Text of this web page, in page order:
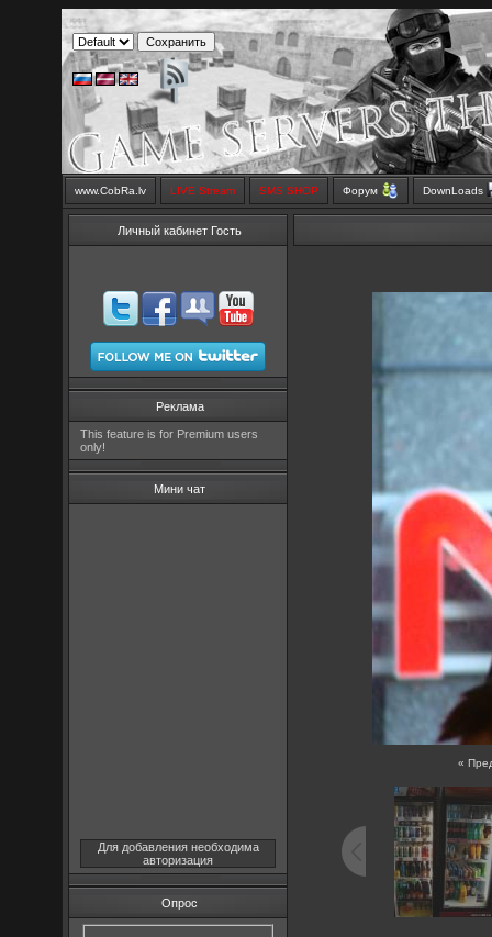
www.CobRa.lv LIVE Stream SMS SHOP Форум DownLoads
Личный кабинет Гость
Реклама
This feature is for Premium users
only!
Мини чат
Для добавления необходима
авторизация
Опрос
«